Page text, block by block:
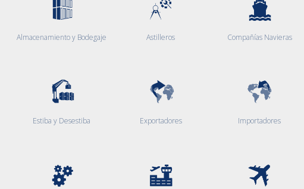
Almacenamiento y Bodegaje Astilleros Compañías Navieras
Estiba y Desestiba Exportadores Importadores